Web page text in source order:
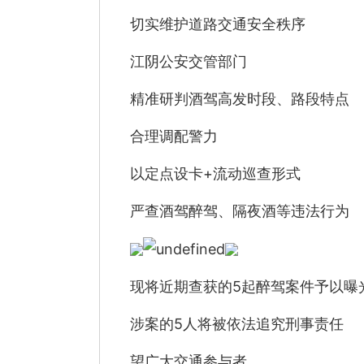
切实维护道路交通安全秩序
江阴公安交管部门
精准研判酒驾高发时段、路段特点
合理调配警力
以定点设卡+流动巡查形式
严查酒驾醉驾、隔夜酒等违法行为
现将近期查获的5起醉驾案件予以曝
涉案的5人将被依法追究刑事责任